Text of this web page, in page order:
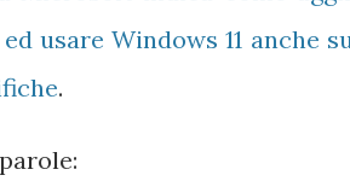
usare Windows 11 anche
.